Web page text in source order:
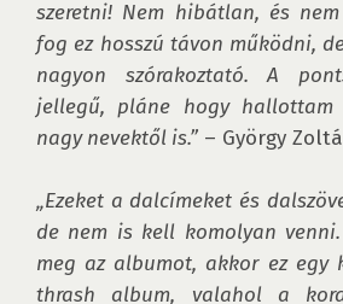
szeretni! Nem hibátlan, és
fog ez hosszú távon működni,
nagyon szórakoztató. A
jellegű, pláne hogy hallottam
nagy nevektől is.” – György
„Ezeket a dalcímeket és
de nem is kell komolyan
meg az albumot, akkor ez egy
thrash album, valahol a